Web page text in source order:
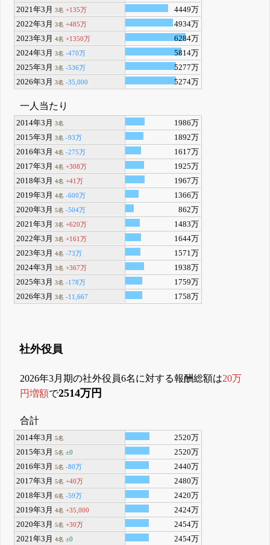
2021年3月3名 +135万
4449万
2022年3月3名 +485万
4934万
2023年3月4名 +1350万
6284万
2024年3月3名 -470万
5814万
2025年3月3名 -536万
5277万
2026年3月3名 -35,000 5274万
一人当たり
2014年3月3名
1986万
2015年3月3名 -93万
1892万
2016年3月4名 -275万
1617万
2017年3月4名 +308万
1925万
2018年3月4名 +41万
1967万
2019年3月4名 -600万
1366万
2020年3月5名 -504万
862万
2021年3月3名 +620万
1483万
2022年3月3名 +161万
1644万
2023年3月4名 -73万
1571万
2024年3月3名 +367万
1938万
2025年3月3名 -178万
1759万
2026年3月3名 -11,667 1758万
社外役員
2026年3月期の社外役員6名に対する報酬総額は20万
円増額で2514万円
合計
2014年3月5名
2520万
2015年3月5名 ±0
2520万
2016年3月5名 -80万
2440万
2017年3月5名 +40万
2480万
2018年3月6名 -59万
2420万
2019年3月4名 +35,000
2424万
2020年3月5名 +30万
2454万
2021年3月4名 ±0
2454万